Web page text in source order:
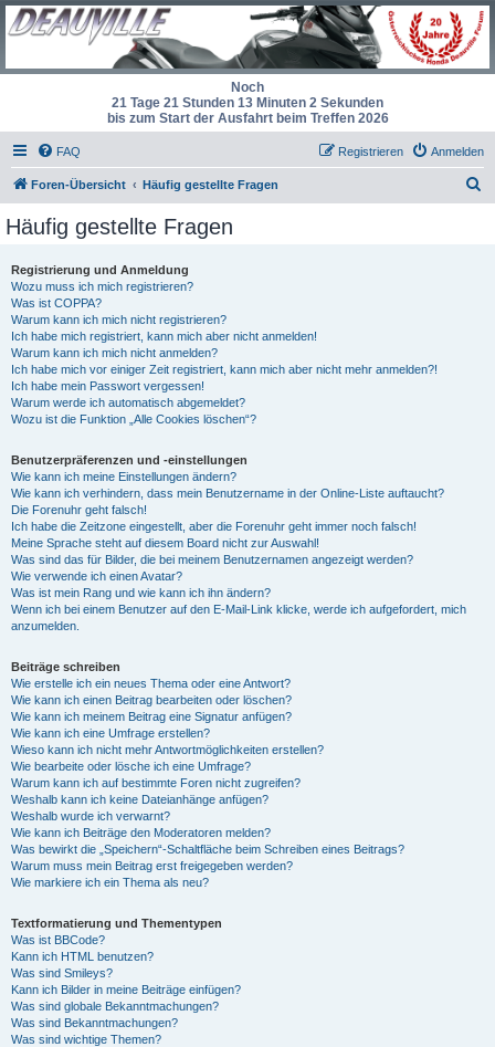
Noch
21 Tage 21 Stunden 13 Minuten 1 Sekunde
bis zum Start der Ausfahrt beim Treffen 2026
FAQ Anmelden
Registrieren
Foren-Übersicht Häufig gestellte Fragen
Häufig gestellte Fragen
Registrierung und Anmeldung
Wozu muss ich mich registrieren?
Was ist COPPA?
Warum kann ich mich nicht registrieren?
Ich habe mich registriert, kann mich aber nicht anmelden!
Warum kann ich mich nicht anmelden?
Ich habe mich vor einiger Zeit registriert, kann mich aber nicht mehr anmelden?!
Ich habe mein Passwort vergessen!
Warum werde ich automatisch abgemeldet?
Wozu ist die Funktion „Alle Cookies löschen“?
Benutzerpräferenzen und -einstellungen
Wie kann ich meine Einstellungen ändern?
Wie kann ich verhindern, dass mein Benutzername in der Online-Liste auftaucht?
Die Forenuhr geht falsch!
Ich habe die Zeitzone eingestellt, aber die Forenuhr geht immer noch falsch!
Meine Sprache steht auf diesem Board nicht zur Auswahl!
Was sind das für Bilder, die bei meinem Benutzernamen angezeigt werden?
Wie verwende ich einen Avatar?
Was ist mein Rang und wie kann ich ihn ändern?
Wenn ich bei einem Benutzer auf den E-Mail-Link klicke, werde ich aufgefordert, mich
anzumelden.
Beiträge schreiben
Wie erstelle ich ein neues Thema oder eine Antwort?
Wie kann ich einen Beitrag bearbeiten oder löschen?
Wie kann ich meinem Beitrag eine Signatur anfügen?
Wie kann ich eine Umfrage erstellen?
Wieso kann ich nicht mehr Antwortmöglichkeiten erstellen?
Wie bearbeite oder lösche ich eine Umfrage?
Warum kann ich auf bestimmte Foren nicht zugreifen?
Weshalb kann ich keine Dateianhänge anfügen?
Weshalb wurde ich verwarnt?
Wie kann ich Beiträge den Moderatoren melden?
Was bewirkt die „Speichern“-Schaltfläche beim Schreiben eines Beitrags?
Warum muss mein Beitrag erst freigegeben werden?
Wie markiere ich ein Thema als neu?
Textformatierung und Thementypen
Was ist BBCode?
Kann ich HTML benutzen?
Was sind Smileys?
Kann ich Bilder in meine Beiträge einfügen?
Was sind globale Bekanntmachungen?
Was sind Bekanntmachungen?
Was sind wichtige Themen?